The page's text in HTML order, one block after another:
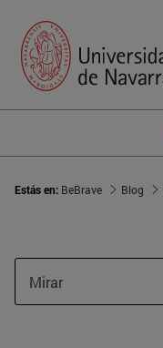
Estás en: BeBrave Blog
Mirar